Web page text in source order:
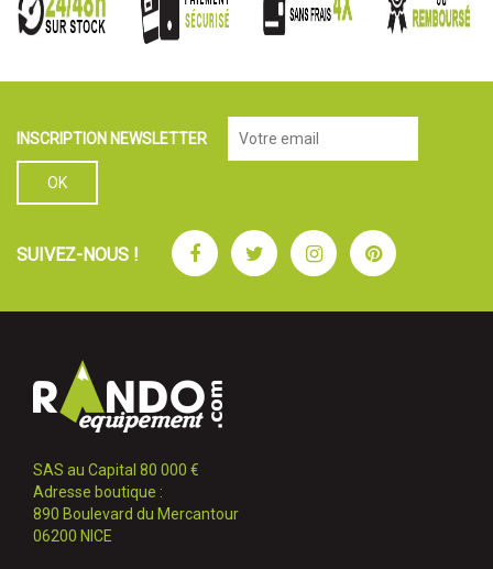
INSCRIPTION NEWSLETTER
SUIVEZ-NOUS ! FacebookTwitterInstagramPinterest
SAS au Capital 80 000 €
Adresse boutique :
890 Boulevard du Mercantour
06200 NICE